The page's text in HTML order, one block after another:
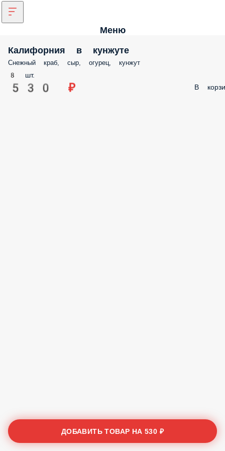
Меню
Калифорния в кунжуте
Снежный краб, сыр, огурец, кунжут
8 шт.
530 ₽ В
ДОБАВИТЬ ТОВАР НА530 ₽